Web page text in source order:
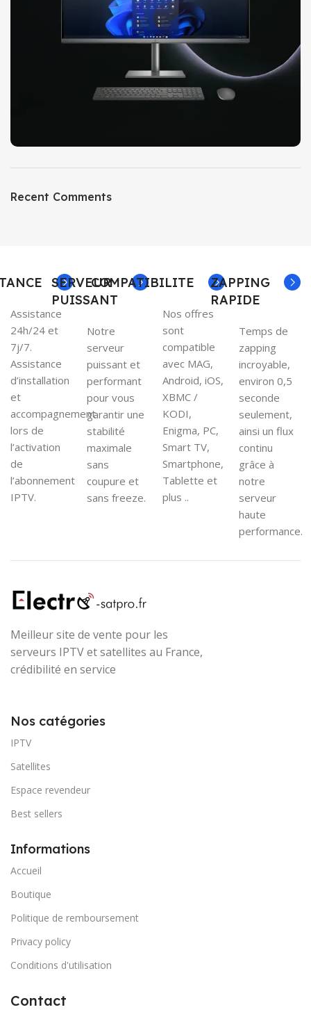
Recent Comments
Assistance
24h/24 et
7j/7.
Assistance
d’installation
et
accompagnement
lors de
l’activation
de
l’abonnement
IPTV.
SERVEUR
PUISSANT
Notre
serveur
puissant et
performant
pour vous
garantir une
stabilité
maximale
sans
coupure et
sans freeze.
COMPATIBILITE
Nos offres
sont
compatible
avec MAG,
Android, iOS,
XBMC /
KODI,
Enigma, PC,
Smart TV,
Smartphone,
Tablette et
plus ..
ZAPPING
RAPIDE
Temps de
zapping
incroyable,
environ 0,5
seconde
seulement,
ainsi un flux
continu
grâce à
notre
serveur
haute
performance.
Meilleur site de vente pour les
serveurs IPTV et satellites au France,
crédibilité en service
Nos catégories
IPTV
Satellites
Espace revendeur
Best sellers
Informations
Accueil
Boutique
Politique de remboursement
Privacy policy
Conditions d'utilisation
Contact